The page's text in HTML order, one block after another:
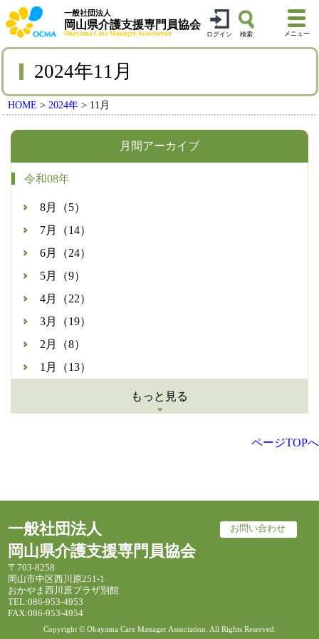
一般社団法人
岡山県介護支援専門員協会
Okayama Care Manager Association ログイン 検索 メニュー
2024年11月
HOME > 2024年 > 11月
月間アーカイブ
令和08年
8月（5）
7月（14）
6月（24）
5月（9）
4月（22）
3月（19）
2月（8）
1月（13）
もっと見る
ページTOPへ
一般社団法人
岡山県介護支援専門員協会
〒703-8258
岡山市中区西川原251-1
おかやま西川原プラザ別館
TEL:086-953-4953
FAX:086-953-4954
お問い合わせ
Copyright © Okayama Care Manager Association. All Rights Reserved.